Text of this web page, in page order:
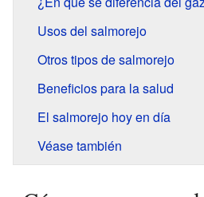
Usos del salmorejo
Otros tipos de salmorejo
Beneficios para la salud
El salmorejo hoy en día
Véase también